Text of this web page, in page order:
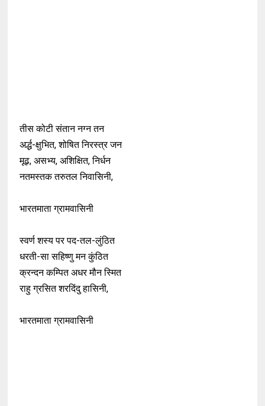
तीस कोटी संतान नग्न तन
अर्द्ध-क्षुभित, शोषित निरस्त्र जन
मूढ़, असभ्य, अशिक्षित, निर्धन
नतमस्तक तरुतल निवासिनी,
भारतमाता ग्रामवासिनी
स्वर्ण शस्य पर पद-तल-लुंठित
धरती-सा सहिष्णु मन कुंठित
क्रन्दन कम्पित अधर मौन स्मित
राहु ग्रसित शरदिंदु हासिनी,
भारतमाता ग्रामवासिनी